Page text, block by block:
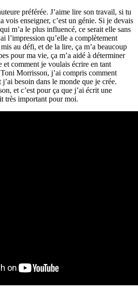
préférée. J’aime lire son travail, si tu
vois enseigner, c’est un génie. Si je devais
m’a le plus influencé, ce serait elle sans
l’impression qu’elle a complètement
au défi, et de la lire, ça m’a beaucoup
pour ma vie, ça m’a aidé à déterminer
comment je voulais écrire en tant
Morrisson, j’ai compris comment
besoin dans le monde que je crée.
et c’est pour ça que j’ai écrit une
très important pour moi.